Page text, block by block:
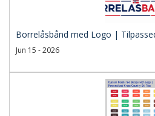
Borrelåsbånd med Logo |
Jun 15 - 2026